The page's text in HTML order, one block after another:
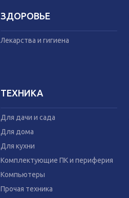
ЗДОРОВЬЕ
Лекарства и гигиена
ТЕХНИКА
Для дачи и сада
Для дома
Для кухни
Комплектующие ПК и периферия
Компьютеры
Прочая техника